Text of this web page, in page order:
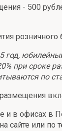
- 500
розничного
год,
при сроке
по
и в офисах
сайте или по